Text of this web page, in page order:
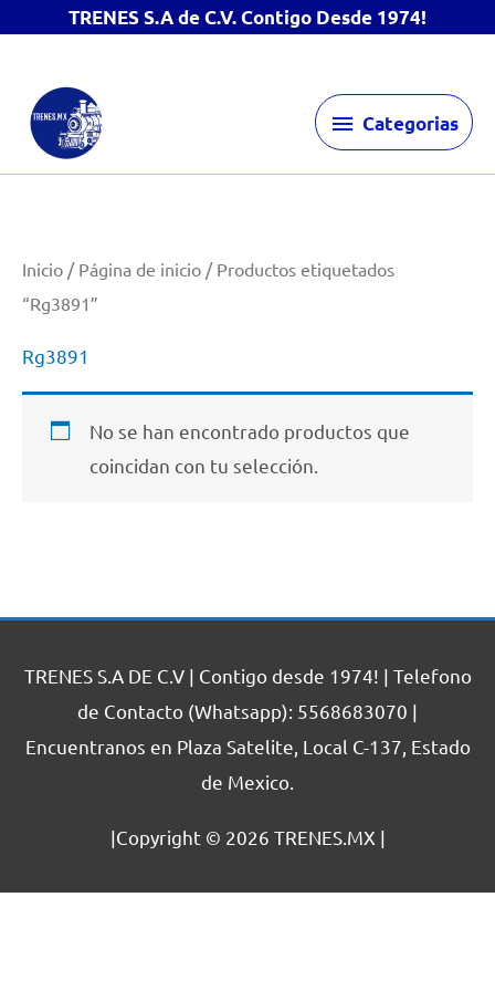
TRENES S.A de C.V. Contigo Desde 1974!
contenido
Categorias
Categorias
Inicio / Página de inicio / Productos etiquetados
“Rg3891”
Rg3891
No se han encontrado productos que
coincidan con tu selección.
TRENES S.A DE C.V | Contigo desde 1974! | Telefono
de Contacto (Whatsapp): 5568683070 |
Encuentranos en Plaza Satelite, Local C-137, Estado
de Mexico.
|Copyright © 2026 TRENES.MX |